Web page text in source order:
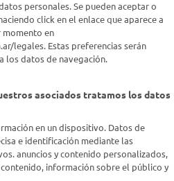
ofertas
las ofertas y promociones antes
ENVIAR
personales. Se pueden aceptar o
click en el enlace que aparece a
momento en
legales. Estas preferencias serán
los datos de navegación.
asociados tratamos los datos
en un dispositivo. Datos de
e identificación mediante las
anuncios y contenido personalizados,
información sobre el público y